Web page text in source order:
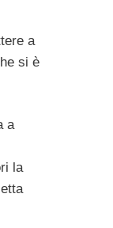
a
si è
a
la